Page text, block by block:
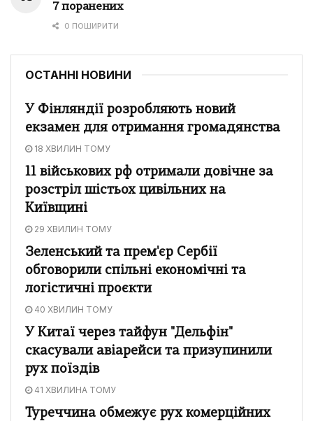
7 поранених
0 ПОШИРИТИ
ОСТАННІ НОВИНИ
У Фінляндії розробляють новий
екзамен для отримання громадянства
18 ХВИЛИН ТОМУ
11 військових рф отримали довічне за
розстріл шістьох цивільних на
Київщині
29 ХВИЛИН ТОМУ
Зеленський та прем'єр Сербії
обговорили спільні економічні та
логістичні проєкти
40 ХВИЛИН ТОМУ
У Китаї через тайфун "Дельфін"
скасували авіарейси та призупинили
рух поїздів
41 ХВИЛИНА ТОМУ
Туреччина обмежує рух комерційних